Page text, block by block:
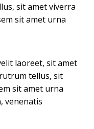
sit amet viverra
sit amet urna
laoreet, sit amet
tellus, sit
sit amet urna
venenatis